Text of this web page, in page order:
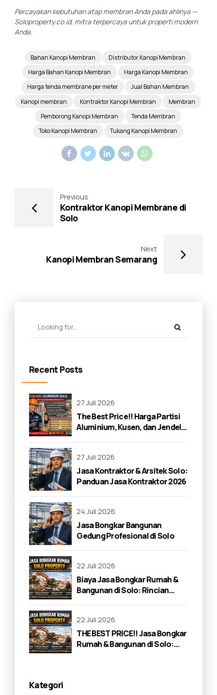
Percayakan kebutuhan atap membran Anda pada ahlinya —
Soloproperty.co.id, mitra terpercaya untuk properti modern
Anda.
Bahan Kanopi Membran
Distributor Kanopi Membran
Harga Bahan Kanopi Membran
Harga Kanopi Membran
Harga tenda membrane per meter
Jual Bahan Membran
Kanopi membran
Kontraktor Kanopi Membran
Membran
Pemborong Kanopi Membran
Tenda Membran
Toko Kanopi Membran
Tukang Kanopi Membran
Previous
Kontraktor Kanopi Membrane di
Solo
Next
Kanopi Membran Semarang
Recent Posts
27 Juli 2026
The Best Price!! Harga Partisi
Aluminium, Kusen, dan Jendela
27 Juli 2026
Jasa Kontraktor & Arsitek Solo:
Panduan Jasa Kontraktor 2026
24 Juli 2026
Jasa Bongkar Bangunan
Gedung Profesional di Solo
22 Juli 2026
Biaya Jasa Bongkar Rumah &
Bangunan di Solo: Rincian
22 Juli 2026
THE BEST PRICE!! Jasa Bongkar
Rumah & Bangunan di Solo:
Kategori